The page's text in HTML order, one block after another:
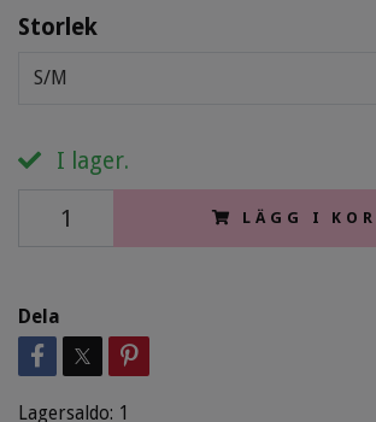
Storlek
S/M
I lager.
LÄGG I
Dela
Lagersaldo: 1